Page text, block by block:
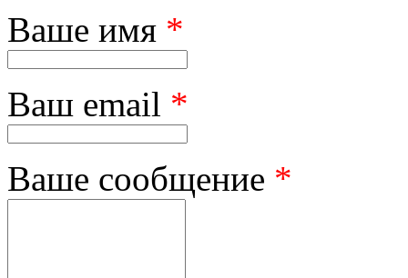
Ваше имя *
Ваш email *
Ваше сообщение *